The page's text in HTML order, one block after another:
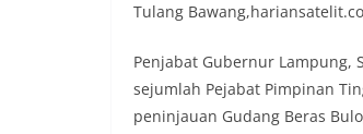
Tulang
Penjabat Gubernur Lampung,
sejumlah Pejabat Pimpinan
peninjauan Gudang Beras